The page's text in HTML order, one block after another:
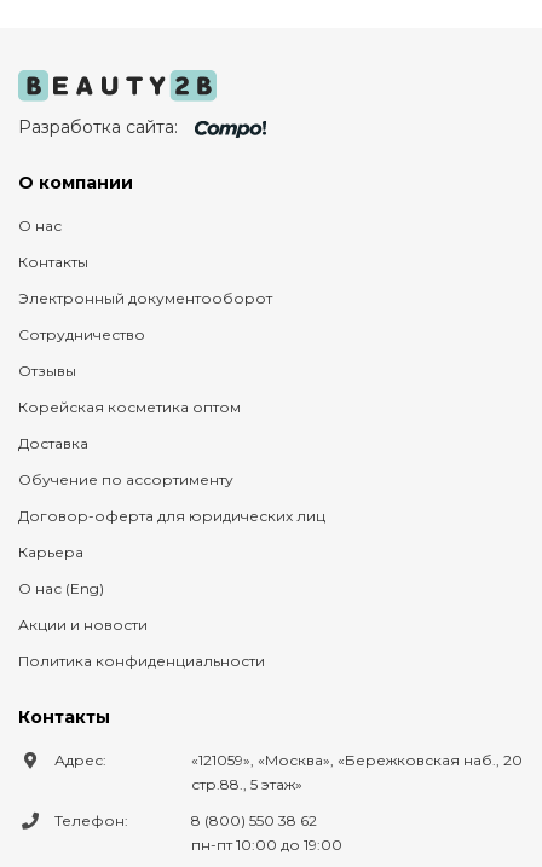
Разработка сайта:
О компании
О нас
Контакты
Электронный документооборот
Сотрудничество
Отзывы
Корейская косметика оптом
Доставка
Обучение по ассортименту
Договор-оферта для юридических лиц
Карьера
О нас (Eng)
Акции и новости
Политика конфиденциальности
Контакты
Адрес: 121059 , Москва ,
Бережковская наб., 20
стр.88., 5 этаж
Телефон:
8 (800) 550 38 62
пн-пт 10:00 до 19:00